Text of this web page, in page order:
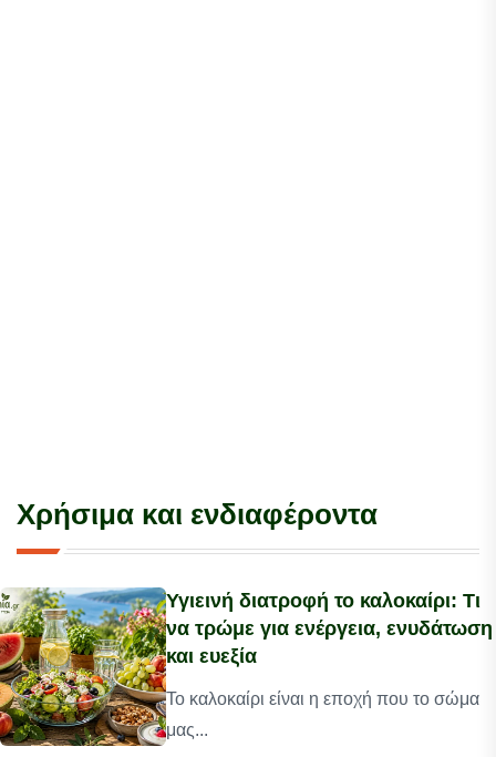
Χρήσιμα και ενδιαφέροντα
Υγιεινή διατροφή το καλοκαίρι: Τι
να τρώμε για ενέργεια, ενυδάτωση
και ευεξία
Το καλοκαίρι είναι η εποχή που το σώμα
μας...